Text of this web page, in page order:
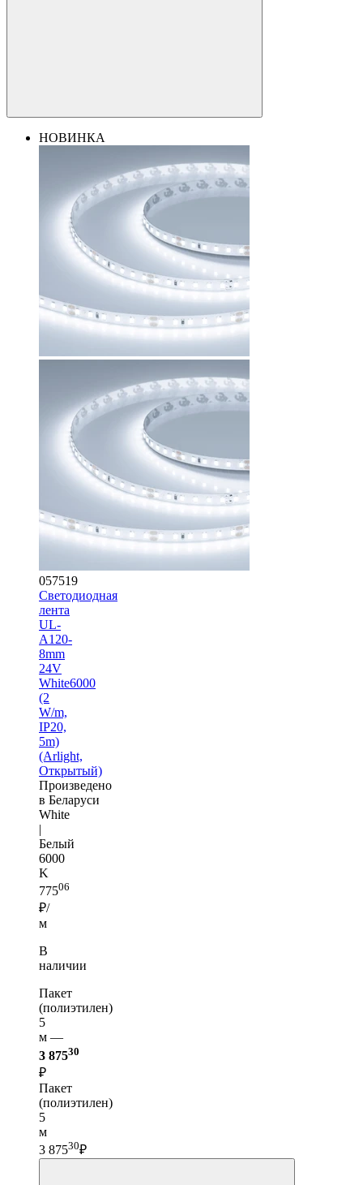
НОВИНКА
057519
Светодиодная
лента
UL-
A120-
8mm
24V
White6000
(2
W/m,
IP20,
5m)
(Arlight,
Открытый)
Произведено
в Беларуси
White
|
Белый
6000
K
77506
₽/
м
В
наличии
Пакет
(полиэтилен)
5
м —
3 87530
₽
Пакет
(полиэтилен)
5
м
3 87530₽